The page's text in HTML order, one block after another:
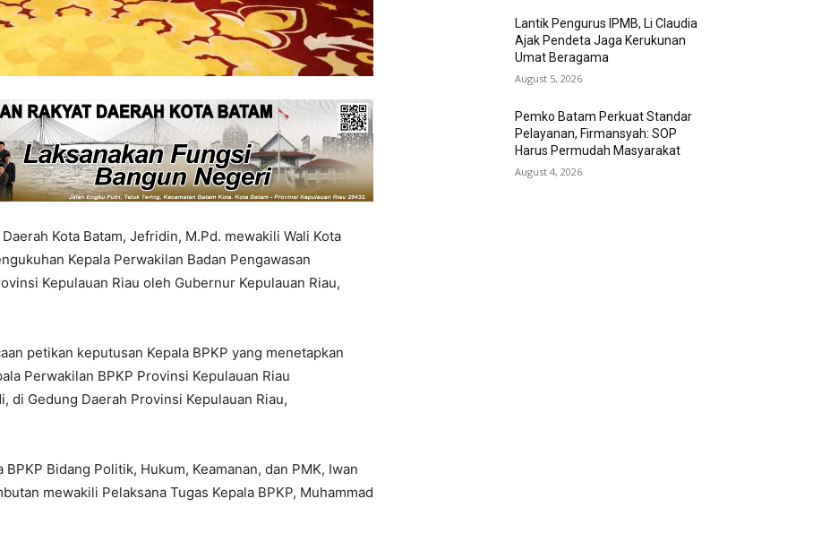
Kota Batam, Jefridin, M.Pd. mewakili Wali Kota
Kepala Perwakilan Badan Pengawasan
Kepulauan Riau oleh Gubernur Kepulauan Riau,
petikan keputusan Kepala BPKP yang menetapkan
Perwakilan BPKP Provinsi Kepulauan Riau
di Gedung Daerah Provinsi Kepulauan Riau,
Bidang Politik, Hukum, Keamanan, dan PMK, Iwan
mewakili Pelaksana Tugas Kepala BPKP, Muhammad
Lantik Pengurus IPMB, Li Claudia
Ajak Pendeta Jaga Kerukunan
Umat Beragama
August 5, 2026
Pemko Batam Perkuat Standar
Pelayanan, Firmansyah: SOP
Harus Permudah Masyarakat
August 4, 2026